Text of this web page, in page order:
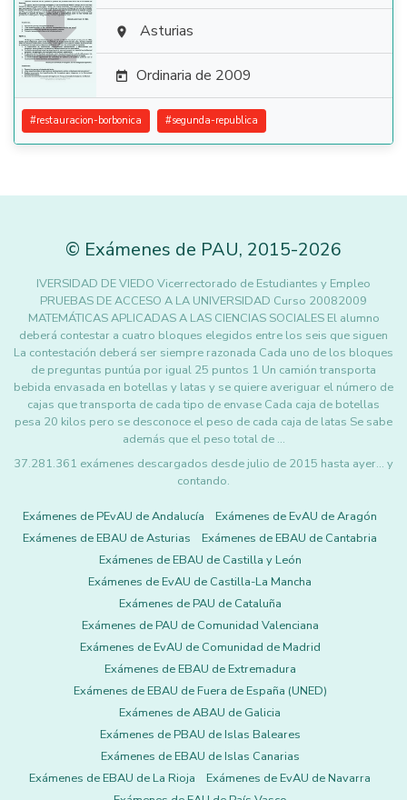
  Asturias
 Ordinaria de 2009
#restauracion-borbonica #segunda-republica
© Exámenes de PAU, 2015-2026
IVERSIDAD DE VIEDO Vicerrectorado de Estudiantes y Empleo
PRUEBAS DE ACCESO A LA UNIVERSIDAD Curso 20082009
MATEMÁTICAS APLICADAS A LAS CIENCIAS SOCIALES El alumno
deberá contestar a cuatro bloques elegidos entre los seis que siguen
La contestación deberá ser siempre razonada Cada uno de los bloques
de preguntas puntúa por igual 25 puntos 1 Un camión transporta
bebida envasada en botellas y latas y se quiere averiguar el número de
cajas que transporta de cada tipo de envase Cada caja de botellas
pesa 20 kilos pero se desconoce el peso de cada caja de latas Se sabe
además que el peso total de …
37.281.361 exámenes descargados desde julio de 2015 hasta ayer... y
contando.
Exámenes de PEvAU de Andalucía
Exámenes de EvAU de Aragón
Exámenes de EBAU de Asturias
Exámenes de EBAU de Cantabria
Exámenes de EBAU de Castilla y León
Exámenes de EvAU de Castilla-La Mancha
Exámenes de PAU de Cataluña
Exámenes de PAU de Comunidad Valenciana
Exámenes de EvAU de Comunidad de Madrid
Exámenes de EBAU de Extremadura
Exámenes de EBAU de Fuera de España (UNED)
Exámenes de ABAU de Galicia
Exámenes de PBAU de Islas Baleares
Exámenes de EBAU de Islas Canarias
Exámenes de EBAU de La Rioja
Exámenes de EvAU de Navarra